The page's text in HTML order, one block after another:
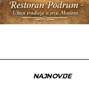
NAJNOVIJE